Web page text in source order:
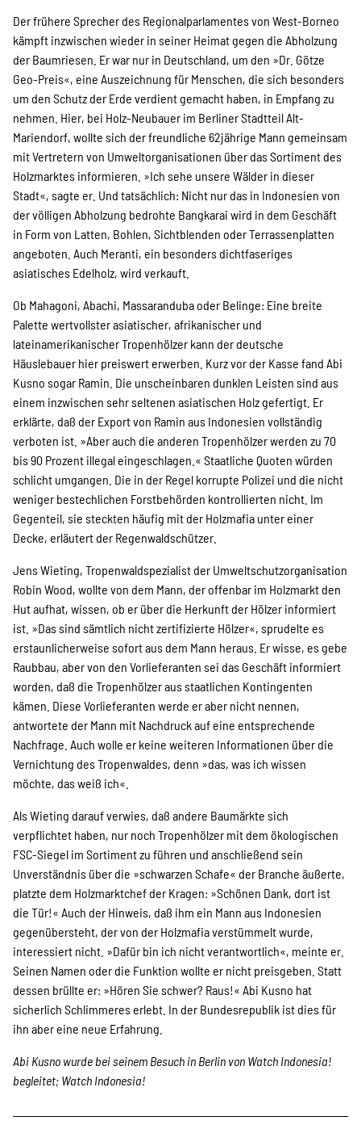
SPENDEN
Über uns
Transparenz
Kontakt
english
Indonesian
Suche
Der frühere Sprecher des Regionalparlamentes von West-Borneo
kämpft inzwischen wieder in seiner Heimat gegen die Abholzung
der Baumriesen. Er war nur in Deutschland, um den »Dr. Götze
Geo-Preis«, eine Auszeichnung für Menschen, die sich besonders
um den Schutz der Erde verdient gemacht haben, in Empfang zu
nehmen. Hier, bei Holz-Neubauer im Berliner Stadtteil Alt-
Mariendorf, wollte sich der freundliche 62jährige Mann gemeinsam
mit Vertretern von Umweltorganisationen über das Sortiment des
Holzmarktes informieren. »Ich sehe unsere Wälder in dieser
Stadt«, sagte er. Und tatsächlich: Nicht nur das in Indonesien von
der völligen Abholzung bedrohte Bangkarai wird in dem Geschäft
in Form von Latten, Bohlen, Sichtblenden oder Terrassenplatten
angeboten. Auch Meranti, ein besonders dichtfaseriges
asiatisches Edelholz, wird verkauft.
Ob Mahagoni, Abachi, Massaranduba oder Belinge: Eine breite
Palette wertvollster asiatischer, afrikanischer und
lateinamerikanischer Tropenhölzer kann der deutsche
Häuslebauer hier preiswert erwerben. Kurz vor der Kasse fand Abi
Kusno sogar Ramin. Die unscheinbaren dunklen Leisten sind aus
einem inzwischen sehr seltenen asiatischen Holz gefertigt. Er
erklärte, daß der Export von Ramin aus Indonesien vollständig
verboten ist. »Aber auch die anderen Tropenhölzer werden zu 70
bis 90 Prozent illegal eingeschlagen.« Staatliche Quoten würden
schlicht umgangen. Die in der Regel korrupte Polizei und die nicht
weniger bestechlichen Forstbehörden kontrollierten nicht. Im
Gegenteil, sie steckten häufig mit der Holzmafia unter einer
Decke, erläutert der Regenwaldschützer.
Jens Wieting, Tropenwaldspezialist der Umweltschutzorganisation
Robin Wood, wollte von dem Mann, der offenbar im Holzmarkt den
Hut aufhat, wissen, ob er über die Herkunft der Hölzer informiert
ist. »Das sind sämtlich nicht zertifizierte Hölzer«, sprudelte es
erstaunlicherweise sofort aus dem Mann heraus. Er wisse, es gebe
Raubbau, aber von den Vorlieferanten sei das Geschäft informiert
worden, daß die Tropenhölzer aus staatlichen Kontingenten
kämen. Diese Vorlieferanten werde er aber nicht nennen,
antwortete der Mann mit Nachdruck auf eine entsprechende
Nachfrage. Auch wolle er keine weiteren Informationen über die
Vernichtung des Tropenwaldes, denn »das, was ich wissen
möchte, das weiß ich«.
Als Wieting darauf verwies, daß andere Baumärkte sich
verpflichtet haben, nur noch Tropenhölzer mit dem ökologischen
FSC-Siegel im Sortiment zu führen und anschließend sein
Unverständnis über die »schwarzen Schafe« der Branche äußerte,
platzte dem Holzmarktchef der Kragen: »Schönen Dank, dort ist
die Tür!« Auch der Hinweis, daß ihm ein Mann aus Indonesien
gegenübersteht, der von der Holzmafia verstümmelt wurde,
interessiert nicht. »Dafür bin ich nicht verantwortlich«, meinte er.
Seinen Namen oder die Funktion wollte er nicht preisgeben. Statt
dessen brüllte er: »Hören Sie schwer? Raus!« Abi Kusno hat
sicherlich Schlimmeres erlebt. In der Bundesrepublik ist dies für
ihn aber eine neue Erfahrung.
Abi Kusno wurde bei seinem Besuch in Berlin von Watch Indonesia!
begleitet; Watch Indonesia!